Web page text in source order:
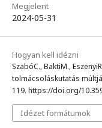
Megjelent
2024-05-31
Hogyan kell idézni
SzabóC., BaktiM.,
tolmácsoláskutatás
119. https://doi.org/
Idézet formátumok